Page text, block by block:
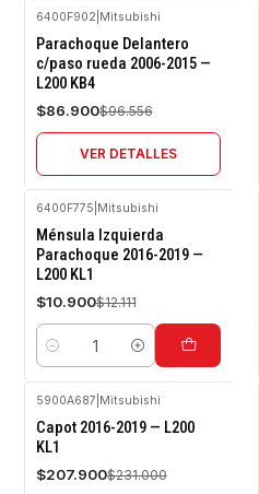
-10%
OFF
Agotado
6400F902 Mitsubishi
Parachoque Delantero
c/paso rueda 2006-2015 —
L200 KB4
$86.900$96.556
VER DETALLES
-10%
OFF
6400F775 Mitsubishi
Ménsula Izquierda
Parachoque 2016-2019 —
L200 KL1
$10.900$12.111
Cantidad
-10%
OFF
5900A687 Mitsubishi
Capot 2016-2019 — L200
KL1
$207.900$231.000